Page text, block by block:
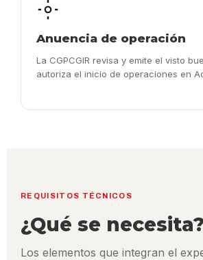
Anuencia de operación
La CGPCGIR revisa y emite el visto
autoriza el inicio de operaciones en
REQUISITOS TÉCNICOS
¿Qué se necesita?
Los elementos que integran el